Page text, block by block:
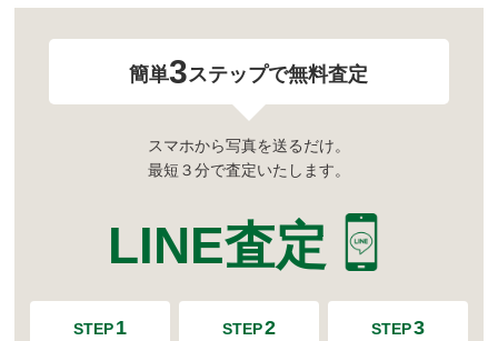
簡単3ステップで無料査定
スマホから写真を送るだけ。
最短３分で査定いたします。
LINE査定
STEP1 STEP2 STEP3